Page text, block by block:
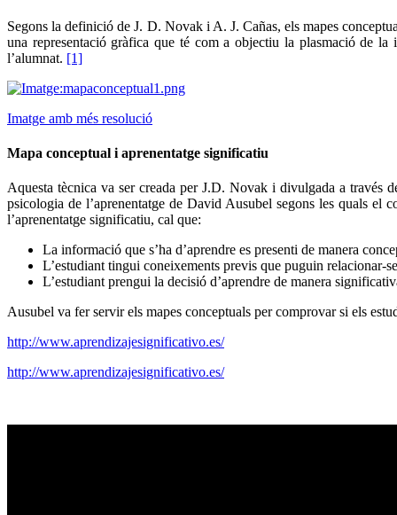
Segons la definició de J. D. Novak i A. J. Cañas, els mapes
una representació gràfica que té com a objectiu la plasmació de la
l’alumnat. [1]
Imatge amb més resolució
Mapa conceptual i aprenentatge significatiu
Aquesta tècnica va ser creada per J.D. Novak i divulgada a
psicologia de l’aprenentatge de David Ausubel segons les quals el
l’aprenentatge significatiu, cal que:
La informació que s’ha d’aprendre es presenti de manera
L’estudiant tingui coneixements previs que puguin relacionar-
L’estudiant prengui la decisió d’aprendre de manera
Ausubel va fer servir els mapes conceptuals per comprovar si els
http://www.aprendizajesignificativo.es/
http://www.aprendizajesignificativo.es/